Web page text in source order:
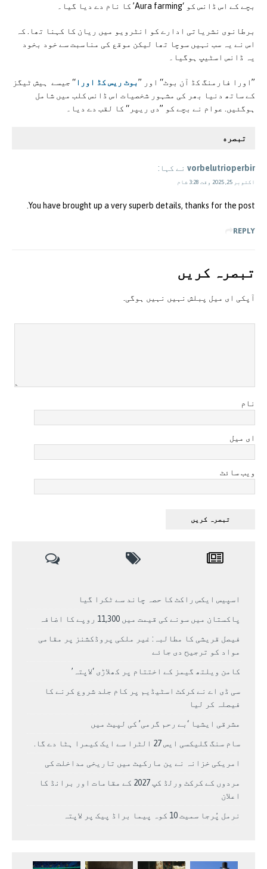
بچے کے اس ڈانس کو ‘Aura farming’ کا نام دے دیا گیا۔
برطانوی نشریاتی ادارے کو انٹرویو میں ریان کا کہنا تھا. کہ
اس نے یہ سب نہیں سوچا تھا لیکن موقع کی مناسبت سے خود بخود
یہ ڈانس اسٹیپ ہوگیا۔
’’اورا فارمنگ کڈ آن بوٹ‘‘ اور ’’بوٹ ریس کڈ اورا ‘‘ جیسے ہیش ٹیگز
کے ساتھ دنیا بھر کی مشہور شخصیات اس ڈانس کلب میں شامل
ہوگئیں. عوام نے بچے کو ’’دی ریپر‘‘ کا لقب دے دیا۔
تبصره
vorbelutrioperbir نے کہا:
اکتوبر 25, 2025 وقت 3:28 شام
You have brought up a very superb details, thanks for the post.
REPLY
تبصرہ کريں
آپکی ای ميل پبلش نہيں نہيں ہوگی.
نام
ای میل
ویب سائٹ
اسپیس ایکس راکٹ کا حصہ چاند سے ٹکرا گیا
پاکستان میں سونے کی قیمت میں 11,300 روپے کا اضافہ
فیصل قریشی کا مطالبہ: غیر ملکی پروڈکشنز پر مقامی
مواد کو ترجیح دی جائے
کامن ویلتھ گیمز کے اختتام پر کھلاڑی ‘لاپتہ’
سی ڈی اے نے کرکٹ اسٹیڈیم پر کام جلد شروع کرنے کا
فیصلہ کر لیا
مشرقی ایشیا ‘بے رحم گرمی’ کی لپیٹ میں
سام سنگ گلیکسی ایس 27 الٹرا سے ایک کیمرا ہٹا دے گا.
امریکی خزانہ نے ین مارکیٹ میں تاریخی مداخلت کی
مردوں کے کرکٹ ورلڈ کپ 2027 کے مقامات اور برانڈ کا
اعلان
نرمل پُرجا سمیت 10 کوہ پیما براڈ پیک پر لاپتہ